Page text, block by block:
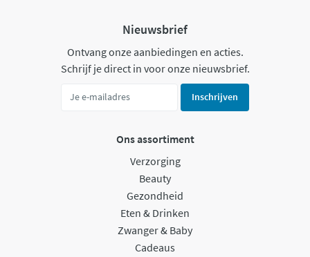
Nieuwsbrief
Ontvang onze aanbiedingen en acties.
Schrijf je direct in voor onze nieuwsbrief.
Inschrijven
Ons assortiment
Verzorging
Beauty
Gezondheid
Eten & Drinken
Zwanger & Baby
Cadeaus